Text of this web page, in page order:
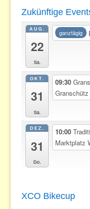
Zukünftige
AUG.
22
Sa.
ganztägig
OKT.
31
Sa.
09:30
DEZ.
31
Do.
10:00
Marktplatz
XCO Bikecup